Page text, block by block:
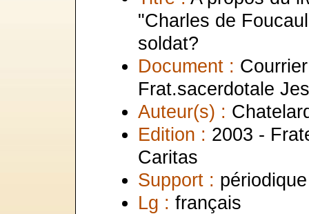
"Charles de
soldat?
Document :
Frat.sacerdotale
Auteur(s) :
Edition : 2003 -
Caritas
Support : périodique
Lg : français